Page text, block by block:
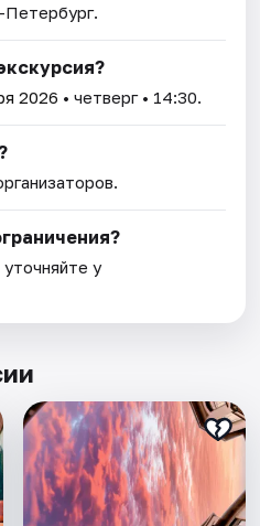
2026 • четверг • 14:30.
у